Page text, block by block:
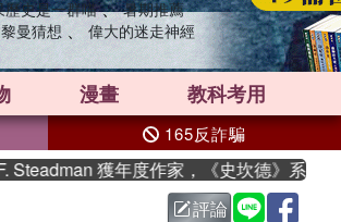
歷史是一群喵 、 暑期推薦
曼猜想 、 偉大的迷走神經
漫畫 教科考用
165反詐騙
獲年度作家，《史坎德》系列帶你
評論